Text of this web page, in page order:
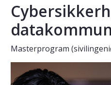
Masterprogram